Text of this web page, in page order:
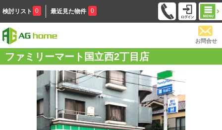
検討リスト 0 最近見た物件 0
お問合せ
ファミリーマート国立西2丁目店